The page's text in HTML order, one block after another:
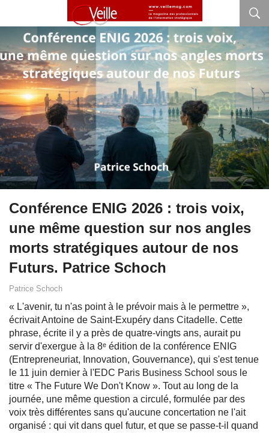
Conférence ENIG 2026 : trois voix,
une même question sur nos angles
morts stratégiques autour de nos
Futurs. Patrice Schoch
Patrice Schoch
« L'avenir, tu n'as point à le prévoir mais à le permettre »,
écrivait Antoine de Saint-Exupéry dans Citadelle. Cette
phrase, écrite il y a près de quatre-vingts ans, aurait pu
servir d'exergue à la 8ᵉ édition de la conférence ENIG
(Entrepreneuriat, Innovation, Gouvernance), qui s'est tenue
le 11 juin dernier à l'EDC Paris Business School sous le
titre « The Future We Don't Know ». Tout au long de la
journée, une même question a circulé, formulée par des
voix très différentes sans qu'aucune concertation ne l'ait
organisé : qui vit dans quel futur, et que se passe-t-il quand